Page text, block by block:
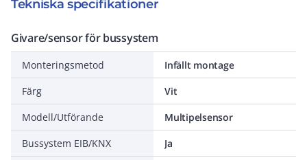
Tekniska specifikationer
Givare/sensor för bussystem
Monteringsmetod
Infällt montage
Färg
Vit
Modell/Utförande
Multipelsensor
Bussystem EIB/KNX
Ja